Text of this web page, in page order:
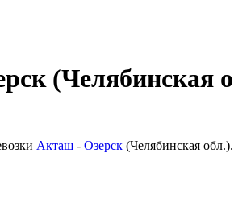
(Челябинская
Акташ - Озерск (Челябинская